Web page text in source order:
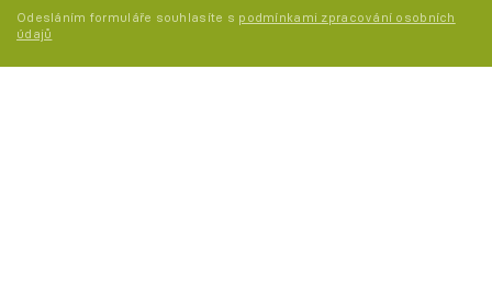
Odesláním formuláře souhlasíte s podmínkami zpracování osobních
údajů